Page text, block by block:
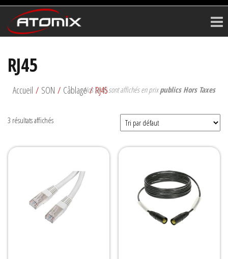
RJ45
Accueil / SON / Câblage/ RJ45
Nos tarifs sont affichés en prixpublics Hors Taxes
3 résultats affichés